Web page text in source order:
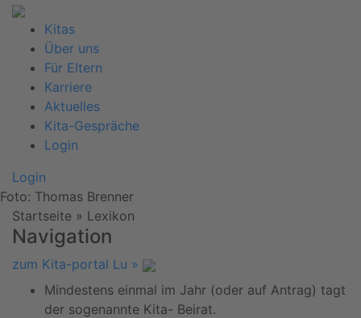
Kitas
Über uns
Für Eltern
Karriere
Aktuelles
Kita-Gespräche
Login
Login
Foto: Thomas Brenner
Startseite » Lexikon
Navigation
zum Kita-portal Lu »
Mindestens einmal im Jahr (oder auf Antrag) tagt
der sogenannte Kita- Beirat.